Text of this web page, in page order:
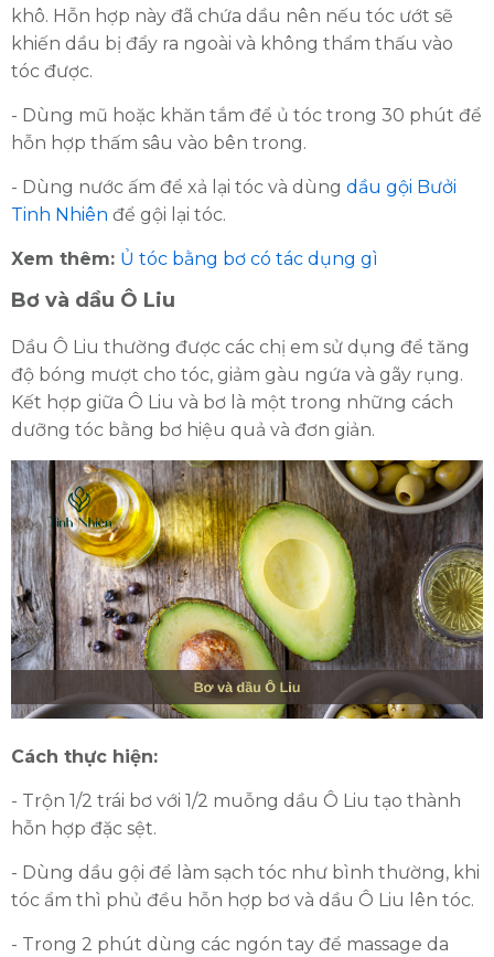
khô. Hỗn hợp này đã chứa dầu nên nếu tóc ướt sẽ
khiến dầu bị đẩy ra ngoài và không thẩm thấu vào
tóc được.
- Dùng mũ hoặc khăn tắm để ủ tóc trong 30 phút để
hỗn hợp thấm sâu vào bên trong.
- Dùng nước ấm để xả lại tóc và dùng dầu gội Bưởi
Tinh Nhiên để gội lại tóc.
Xem thêm: Ủ tóc bằng bơ có tác dụng gì
Bơ và dầu Ô Liu
Dầu Ô Liu thường được các chị em sử dụng để tăng
độ bóng mượt cho tóc, giảm gàu ngứa và gãy rụng.
Kết hợp giữa Ô Liu và bơ là một trong những cách
dưỡng tóc bằng bơ hiệu quả và đơn giản.
Cách thực hiện:
- Trộn 1/2 trái bơ với 1/2 muỗng dầu Ô Liu tạo thành
hỗn hợp đặc sệt.
- Dùng dầu gội để làm sạch tóc như bình thường, khi
tóc ẩm thì phủ đều hỗn hợp bơ và dầu Ô Liu lên tóc.
- Trong 2 phút dùng các ngón tay để massage da